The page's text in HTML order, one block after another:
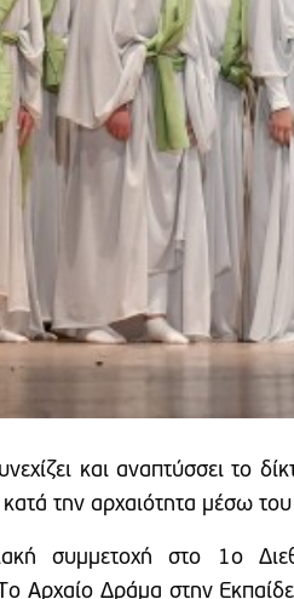
και αναπτύσσει το
κατά την αρχαιότητα μέσω
συμμετοχή στο 1ο
Αρχαίο Δράμα στην